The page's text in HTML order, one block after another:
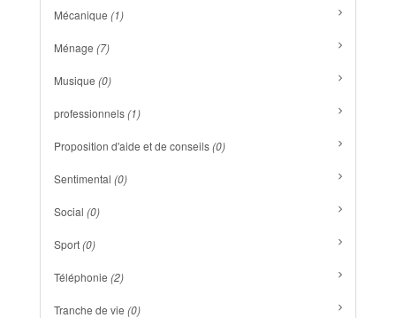
Mécanique (1)
Ménage (7)
Musique (0)
professionnels(1)
Proposition d'aide et de conseils(0)
Sentimental (0)
Social (0)
Sport(0)
Téléphonie (2)
Tranche de vie (0)